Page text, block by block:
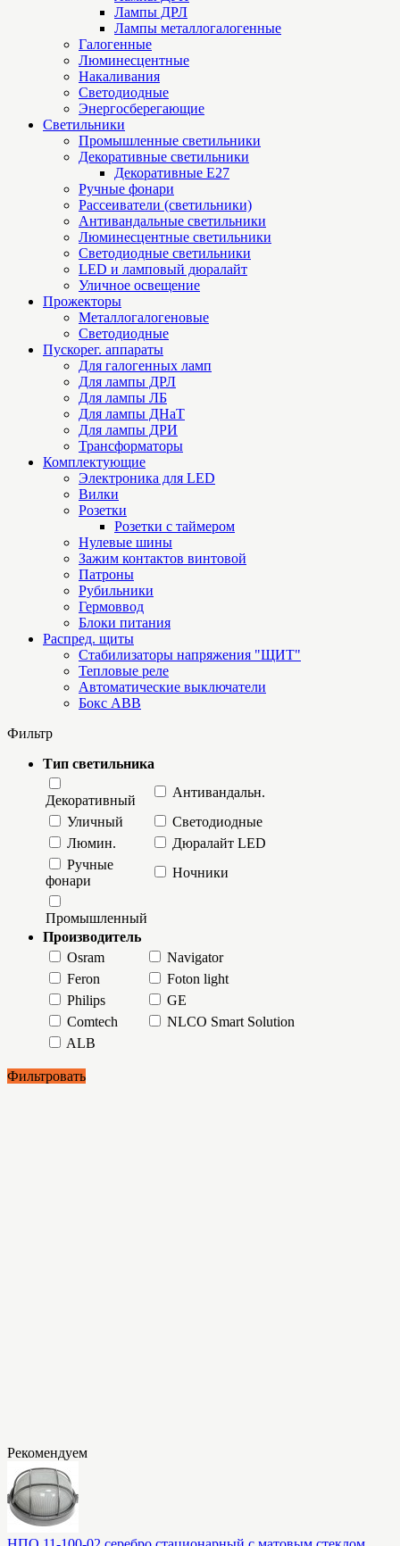
Лампы ДРЛ
Лампы металлогалогенные
Галогенные
Люминесцентные
Накаливания
Светодиодные
Энергосберегающие
Светильники
Промышленные светильники
Декоративные светильники
Декоративные Е27
Ручные фонари
Рассеиватели (светильники)
Антивандальные светильники
Люминесцентные светильники
Cветодиодные светильники
LED и ламповый дюралайт
Уличное освещение
Прожекторы
Металлогалогеновые
Светодиодные
Пускорег. аппараты
Для галогенных ламп
Для лампы ДРЛ
Для лампы ЛБ
Для лампы ДНаТ
Для лампы ДРИ
Трансформаторы
Комплектующие
Электроника для LED
Вилки
Розетки
Розетки с таймером
Нулевые шины
Зажим контактов винтовой
Патроны
Рубильники
Гермоввод
Блоки питания
Распред. щиты
Стабилизаторы напряжения "ЩИТ"
Тепловые реле
Автоматические выключатели
Бокс ABB
Фильтр
Тип светильника
Декоративный
Антивандальн.
Уличный
Светодиодные
Люмин.
Дюралайт LED
Ручные
фонари
Ночники
Промышленный
Производитель
Osram
Navigator
Feron
Foton light
Philips
GE
Comtech
NLCO Smart Solution
ALB
Фильтровать
Рекомендуем